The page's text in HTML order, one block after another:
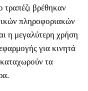
τραπέζι βρέθηκαν
πληροφοριακών
η μεγαλύτερη χρήση
για κινητά
καταχωρούν τα